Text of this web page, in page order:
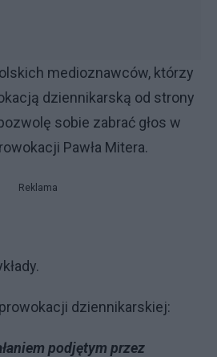
medioznawców, którzy
dziennikarską od strony
sobie zabrać głos w
Pawła Mitera.
Reklama
dziennikarskiej:
podjętym przez